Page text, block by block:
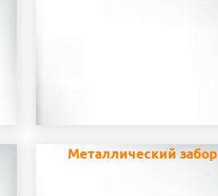
Металлический забор